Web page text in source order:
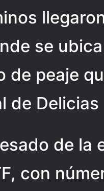
se
de peaje
de Delicias
de la
con